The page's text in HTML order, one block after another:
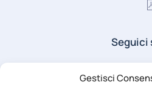
Gestisci
Seguici